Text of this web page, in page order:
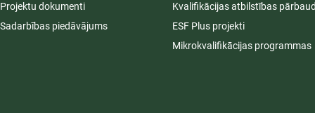
Projektu dokumenti
Sadarbības piedāvājums
Kvalifikācijas atbilstības
ESF Plus projekti
Mikrokvalifikācijas programmas